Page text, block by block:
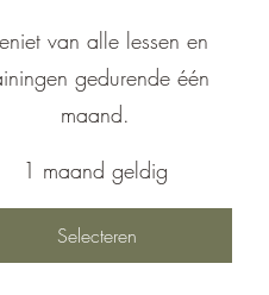
van alle lessen en
gedurende één
maand.
1 maand geldig
Selecteren